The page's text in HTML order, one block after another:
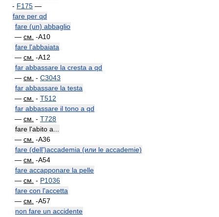
- F175 —
fare per qd
fare (un) abbaglio
— см. -A10
fare l'abbaiata
— см. -A12
far abbassare la cresta a qd
— см. - C3043
far abbassare la testa
— см. - T512
far abbassare il tono a qd
— см. - T728
fare l'abito a...
— см. -A36
fare (dell')accademia (или le accademie)
— см. -A54
fare accapponare la pelle
— см. - P1036
fare con l'accetta
— см. -A57
non fare un accidente